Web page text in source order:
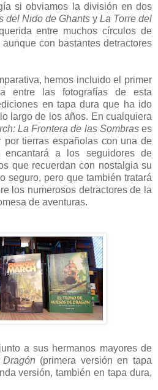
si obviamos la división en dos
del Nido de Ghants y La Torre del
entre muchos círculos de
con bastantes detractores
hemos incluido el primer
entre las fotografías de esta
en tapa dura que ha ido
largo de los años. En cualquiera
La Frontera de las Sombrases
por tierras españolas con una de
a los seguidores de
que recuerdan con nostalgia su
seguro, pero que también tratará
los numerosos detractores de la
de aventuras.
a sus hermanos mayores de
(primera versión en tapa
versión, también en tapa dura,